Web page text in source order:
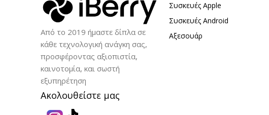
Από το 2019 ήμαστε δίπλα σε
κάθε τεχνολογική ανάγκη σας,
προσφέροντας αξιοπιστία,
καινοτομία, και σωστή
εξυπηρέτηση
Ακολουθείστε μας
Συσκευές Apple
Συσκευές Android
Αξεσουάρ